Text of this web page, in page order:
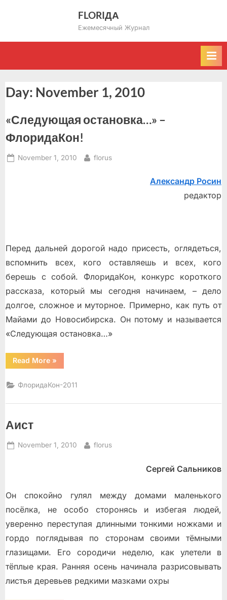
FLORIДА
Ежемесячный Журнал
Day: November 1, 2010
«Следующая остановка…» –
ФлоридаКон!
Posted
November 1, 2010 By
florus
Александр Росин
редактор
Перед дальней дорогой надо присесть, оглядеться,
вспомнить всех, кого оставляешь и всех, кого
берешь с собой. ФлоридаКон, конкурс короткого
рассказа, который мы сегодня начинаем, – дело
долгое, сложное и муторное. Примерно, как путь от
Майами до Новосибирска. Он потому и называется
«Следующая остановка…»
Read More“«Следующая
остановка…»
ФлоридаКон!”
»
ФлоридаКон-2011
Аист
Posted
November 1, 2010 By
florus
Сергей Сальников
Он спокойно гулял между домами маленького
посёлка, не особо сторонясь и избегая людей,
уверенно переступая длинными тонкими ножками и
гордо поглядывая по сторонам своими тёмными
глазищами. Его сородичи неделю, как улетели в
тёплые края. Ранняя осень начинала разрисовывать
листья деревьев редкими мазками охры